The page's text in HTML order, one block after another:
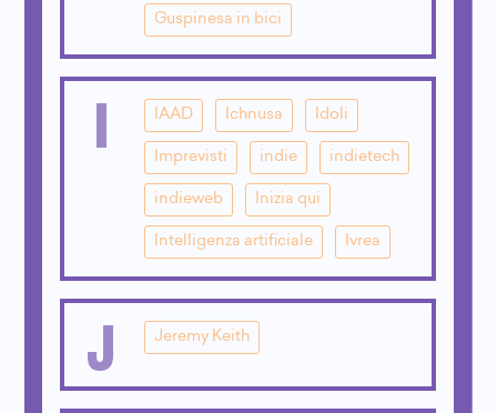
Guspinesa in bici
I IAAD Ichnusa Idoli
Imprevisti indie indietech
indieweb Inizia qui
Intelligenza artificiale Ivrea
J Jeremy Keith